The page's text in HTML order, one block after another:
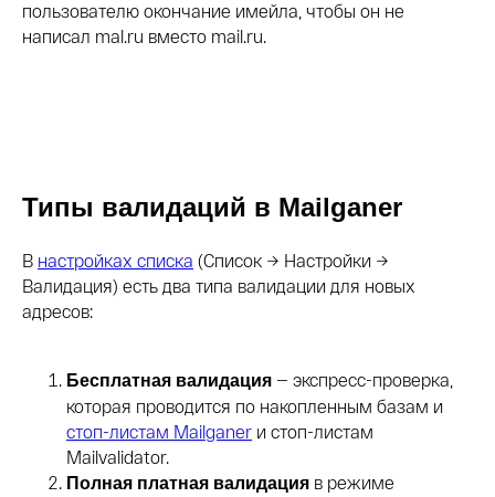
пользователю окончание имейла, чтобы он не
написал mal.ru вместо mail.ru.
Типы валидаций в Mailganer
В настройках списка (Список → Настройки →
Валидация) есть два типа валидации для новых
адресов:
Бесплатная валидация — экспресс-проверка,
которая проводится по накопленным базам и
стоп-листам Mailganer и стоп-листам
Mailvalidator.
Полная платная валидация в режиме